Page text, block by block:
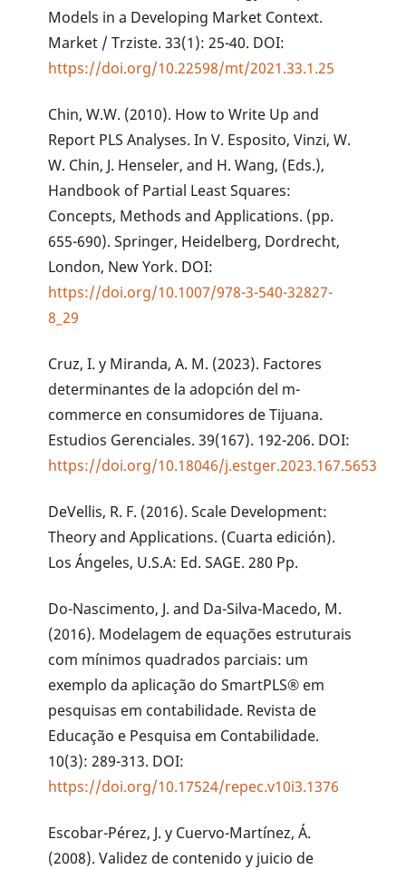
Models in a Developing Market Context.
Market / Trziste. 33(1): 25-40. DOI:
https://doi.org/10.22598/mt/2021.33.1.25
Chin, W.W. (2010). How to Write Up and
Report PLS Analyses. In V. Esposito, Vinzi, W.
W. Chin, J. Henseler, and H. Wang, (Eds.),
Handbook of Partial Least Squares:
Concepts, Methods and Applications. (pp.
655-690). Springer, Heidelberg, Dordrecht,
London, New York. DOI:
https://doi.org/10.1007/978-3-540-32827-
8_29
Cruz, I. y Miranda, A. M. (2023). Factores
determinantes de la adopción del m-
commerce en consumidores de Tijuana.
Estudios Gerenciales. 39(167). 192-206. DOI:
https://doi.org/10.18046/j.estger.2023.167.5653
DeVellis, R. F. (2016). Scale Development:
Theory and Applications. (Cuarta edición).
Los Ángeles, U.S.A: Ed. SAGE. 280 Pp.
Do-Nascimento, J. and Da-Silva-Macedo, M.
(2016). Modelagem de equações estruturais
com mínimos quadrados parciais: um
exemplo da aplicação do SmartPLS® em
pesquisas em contabilidade. Revista de
Educação e Pesquisa em Contabilidade.
10(3): 289-313. DOI:
https://doi.org/10.17524/repec.v10i3.1376
Escobar-Pérez, J. y Cuervo-Martínez, Á.
(2008). Validez de contenido y juicio de